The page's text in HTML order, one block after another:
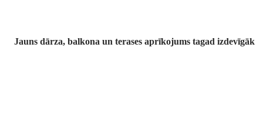
Jauns dārza, balkona un terases aprīkojums tagad izdevīgāk